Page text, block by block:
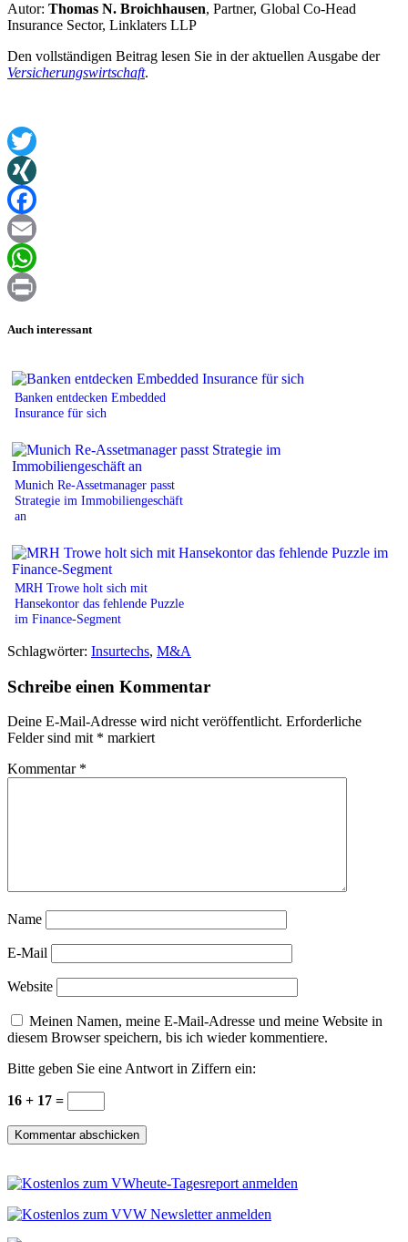
Autor: Thomas N. Broichhausen, Partner, Global Co-Head
Insurance Sector, Linklaters LLP
Den vollständigen Beitrag lesen Sie in der aktuellen Ausgabe der
Versicherungswirtschaft.
Twitter
XING
Facebook
Email
WhatsApp
Auch interessant
Banken entdecken Embedded
Insurance für sich
Munich Re-Assetmanager passt
Strategie im Immobiliengeschäft
an
MRH Trowe holt sich mit
Hansekontor das fehlende Puzzle
im Finance-Segment
Schlagwörter: Insurtechs, M&A
Schreibe einen Kommentar
Deine E-Mail-Adresse wird nicht veröffentlicht. Erforderliche
Felder sind mit * markiert
Kommentar *
Name
E-Mail
Website
Meinen Namen, meine E-Mail-Adresse und meine Website in
diesem Browser speichern, bis ich wieder kommentiere.
Bitte geben Sie eine Antwort in Ziffern ein:
16 + 17 =